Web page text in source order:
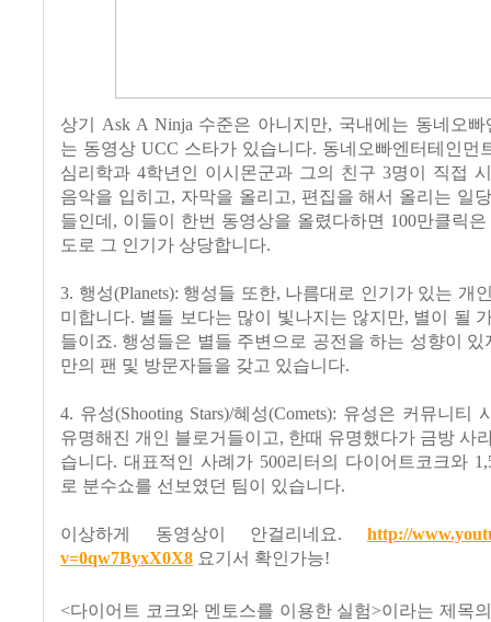
상기 Ask A Ninja 수준은 아니지만, 국내에는 동네오빠
는 동영상 UCC 스타가 있습니다. 동네오빠엔터테인먼
심리학과 4학년인 이시몬군과 그의 친구 3명이 직접
음악을 입히고, 자막을 올리고, 편집을 해서 올리는 일
들인데, 이들이 한번 동영상을 올렸다하면 100만클릭
도로 그 인기가 상당합니다.
3. 행성(Planets): 행성들 또한, 나름대로 인기가 있는 개
미합니다. 별들 보다는 많이 빛나지는 않지만, 별이 될
들이죠. 행성들은 별들 주변으로 공전을 하는 성향이 있
만의 팬 및 방문자들을 갖고 있습니다.
4. 유성(Shooting Stars)/혜성(Comets): 유성은 커뮤니티
유명해진 개인 블로거들이고, 한때 유명했다가 금방 사
습니다. 대표적인 사례가 500리터의 다이어트코크와
로 분수쇼를 선보였던 팀이 있습니다.
이상하게 동영상이 안걸리네요. http://
v=0qw7ByxX0X8 요기서 확인가능!
<다이어트 코크와 멘토스를 이용한 실험>이라는 제목